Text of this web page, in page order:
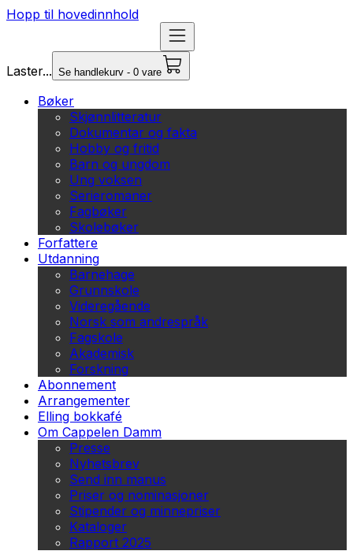
Hopp til hovedinnhold
Laster... Se handlekurv - 0 vare
Bøker
Skjønnlitteratur
Dokumentar og fakta
Hobby og fritid
Barn og ungdom
Ung voksen
Serieromaner
Fagbøker
Skolebøker
Forfattere
Utdanning
Barnehage
Grunnskole
Videregående
Norsk som andrespråk
Fagskole
Akademisk
Forskning
Abonnement
Arrangementer
Elling bokkafé
Om Cappelen Damm
Presse
Nyhetsbrev
Send inn manus
Priser og nominasjoner
Stipender og minnepriser
Kataloger
Rapport 2025